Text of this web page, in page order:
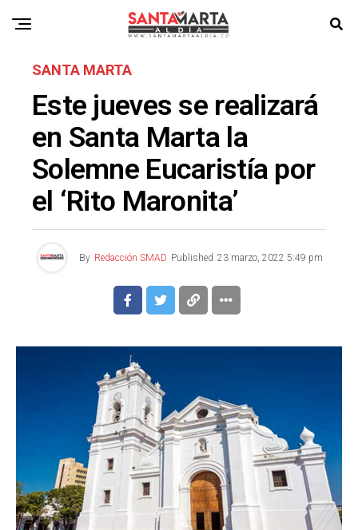
SANTA MARTA
Este jueves se realizará
en Santa Marta la
Solemne Eucaristía por
el ‘Rito Maronita’
By Redacción SMAD Published 23 marzo, 2022 5:49 pm